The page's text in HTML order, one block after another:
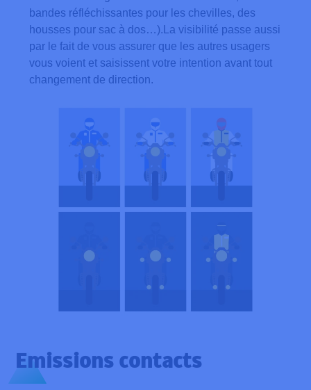
routes pour automobiles
bandes réfléchissantes pour les chevilles, des
housses pour sac à dos…).La visibilité passe aussi
par le fait de vous assurer que les autres usagers
vous voient et saisissent votre intention avant tout
changement de direction.
Emissions contacts